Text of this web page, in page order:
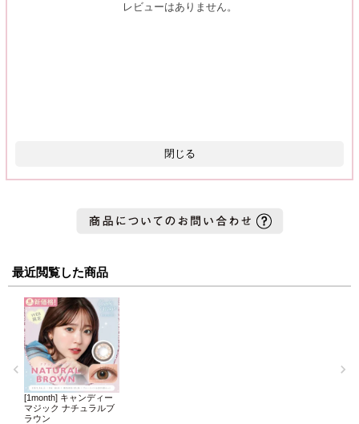
レビューはありません。
閉じる
最近閲覧した商品
[1month] キャンディー
マジック ナチュラルブ
ラウン